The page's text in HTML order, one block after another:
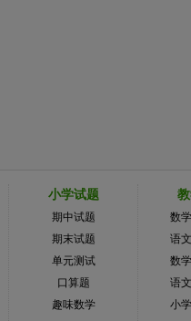
小学试题
期中试题
期末试题
单元测试
口算题
趣味数学
数
语
数
语
小